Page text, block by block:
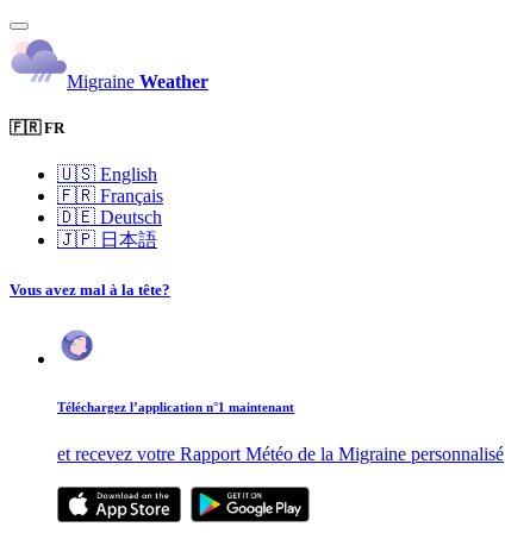
Migraine Weather
🇫🇷 FR
🇺🇸 English
🇫🇷 Français
🇩🇪 Deutsch
🇯🇵 日本語
Vous avez mal à la tête?
Téléchargez l’application n°1 maintenant
et recevez votre Rapport Météo de la Migraine personnalisé